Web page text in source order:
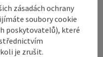
zásadách ochrany
soubory cookie
poskytovatelů), které
je zrušit.